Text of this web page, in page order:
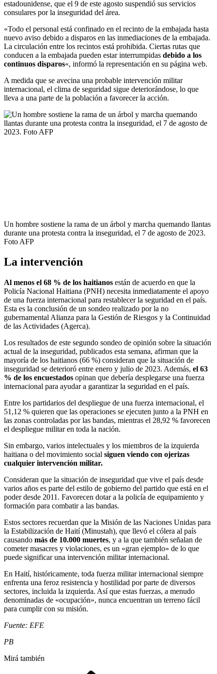
estadounidense, que el 9 de este agosto suspendió sus servicios
consulares por la inseguridad del área.
«Todo el personal está confinado en el recinto de la embajada hasta
nuevo aviso debido a disparos en las inmediaciones de la embajada.
La circulación entre los recintos está prohibida. Ciertas rutas que
conducen a la embajada pueden estar interrumpidas debido a los
continuos disparos«, informó la representación en su página web.
A medida que se avecina una probable intervención militar
internacional, el clima de seguridad sigue deteriorándose, lo que
lleva a una parte de la población a favorecer la acción.
Un hombre sostiene la rama de un árbol y marcha quemando llantas
durante una protesta contra la inseguridad, el 7 de agosto de 2023.
Foto AFP
La intervención
Al menos el 68 % de los haitianos están de acuerdo en que la
Policía Nacional Haitiana (PNH) necesita inmediatamente el apoyo
de una fuerza internacional para restablecer la seguridad en el país.
Esta es la conclusión de un sondeo realizado por la no
gubernamental Alianza para la Gestión de Riesgos y la Continuidad
de las Actividades (Agerca).
Los resultados de este segundo sondeo de opinión sobre la situación
actual de la inseguridad, publicados esta semana, afirman que la
mayoría de los haitianos (66 %) consideran que la situación de
inseguridad se deterioró entre enero y julio de 2023. Además, el 63
% de los encuestados opinan que debería desplegarse una fuerza
internacional para ayudar a garantizar la seguridad en el país.
Entre los partidarios del despliegue de una fuerza internacional, el
51,12 % quieren que las operaciones se ejecuten junto a la PNH en
las zonas controladas por las bandas, mientras el 28,92 % favorecen
el despliegue militar en toda la nación.
Sin embargo, varios intelectuales y los miembros de la izquierda
haitiana o del movimiento social siguen viendo con ojerizas
cualquier intervención militar.
Consideran que la situación de inseguridad que vive el país desde
varios años es parte del estilo de gobierno del partido que está en el
poder desde 2011. Favorecen dotar a la policía de equipamiento y
formación para combatir a las bandas.
Estos sectores recuerdan que la Misión de las Naciones Unidas para
la Estabilización de Haití (Minustah), que llevó el cólera al país
causando más de 10.000 muertes, y a la que también señalan de
cometer masacres y violaciones, es un «gran ejemplo» de lo que
puede significar una intervención militar internacional.
En Haití, históricamente, toda fuerza militar internacional siempre
enfrenta una feroz resistencia y hostilidad por parte de diversos
sectores, incluida la izquierda. Así que estas fuerzas, a menudo
denominadas de «ocupación», nunca encuentran un terreno fácil
para cumplir con su misión.
Fuente: EFE
PB
Mirá también